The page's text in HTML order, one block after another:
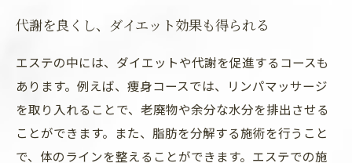
代謝を良くし、ダイエット効果も得られる
エステの中には、ダイエットや代謝を促進するコースも
あります。例えば、痩身コースでは、リンパマッサージ
を取り入れることで、老廃物や余分な水分を排出させる
ことができます。また、脂肪を分解する施術を行うこと
で、体のラインを整えることができます。エステでの施